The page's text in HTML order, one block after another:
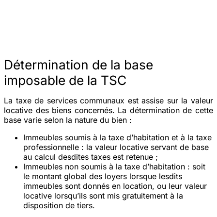
Détermination de la base
imposable de la TSC
La taxe de services communaux est assise sur la valeur
locative des biens concernés. La détermination de cette
base varie selon la nature du bien :
Immeubles soumis à la taxe d’habitation et à la taxe
professionnelle : la valeur locative servant de base
au calcul desdites taxes est retenue ;
Immeubles non soumis à la taxe d’habitation : soit
le montant global des loyers lorsque lesdits
immeubles sont donnés en location, ou leur valeur
locative lorsqu’ils sont mis gratuitement à la
disposition de tiers.